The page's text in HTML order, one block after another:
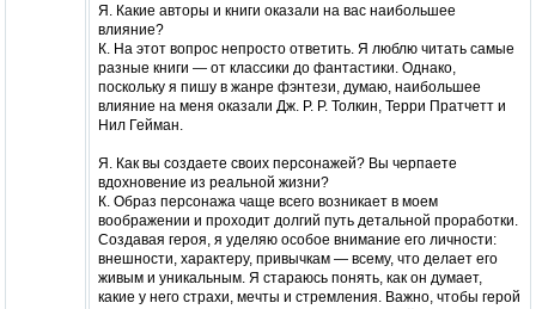
Я. Какие авторы и книги оказали на вас наибольшее
влияние?
К. На этот вопрос непросто ответить. Я люблю читать самые
разные книги — от классики до фантастики. Однако,
поскольку я пишу в жанре фэнтези, думаю, наибольшее
влияние на меня оказали Дж. Р. Р. Толкин, Терри Пратчетт и
Нил Гейман.
Я. Как вы создаете своих персонажей? Вы черпаете
вдохновение из реальной жизни?
К. Образ персонажа чаще всего возникает в моем
воображении и проходит долгий путь детальной проработки.
Создавая героя, я уделяю особое внимание его личности:
внешности, характеру, привычкам — всему, что делает его
живым и уникальным. Я стараюсь понять, как он думает,
какие у него страхи, мечты и стремления. Важно, чтобы герой